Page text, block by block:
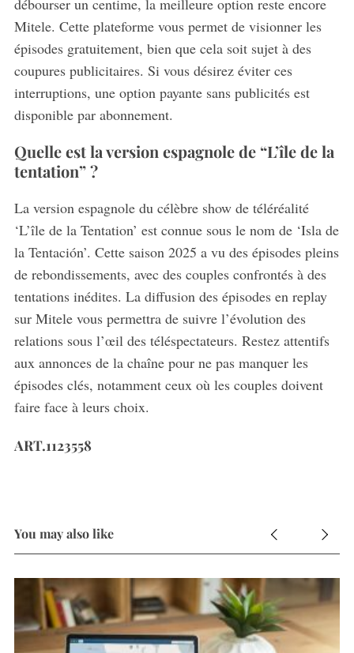
Mitele. Cette plateforme vous permet de visionner les
épisodes gratuitement, bien que cela soit sujet à des
coupures publicitaires. Si vous désirez éviter ces
interruptions, une option payante sans publicités est
disponible par abonnement.
Quelle est la version espagnole de “L’île de la
tentation” ?
La version espagnole du célèbre show de téléréalité
‘L’île de la Tentation’ est connue sous le nom de ‘Isla de
la Tentación’. Cette saison 2025 a vu des épisodes pleins
de rebondissements, avec des couples confrontés à des
tentations inédites. La diffusion des épisodes en replay
sur Mitele vous permettra de suivre l’évolution des
relations sous l’œil des téléspectateurs. Restez attentifs
aux annonces de la chaîne pour ne pas manquer les
épisodes clés, notamment ceux où les couples doivent
faire face à leurs choix.
ART.1123558
You may also like